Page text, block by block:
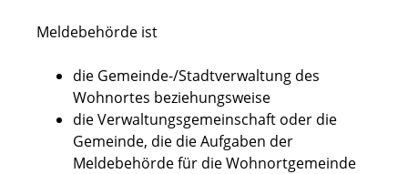
Meldebehörde ist
die Gemeinde-/Stadtverwaltung des
Wohnortes beziehungsweise
die Verwaltungsgemeinschaft oder die
Gemeinde, die die Aufgaben der
Meldebehörde für die Wohnortgemeinde